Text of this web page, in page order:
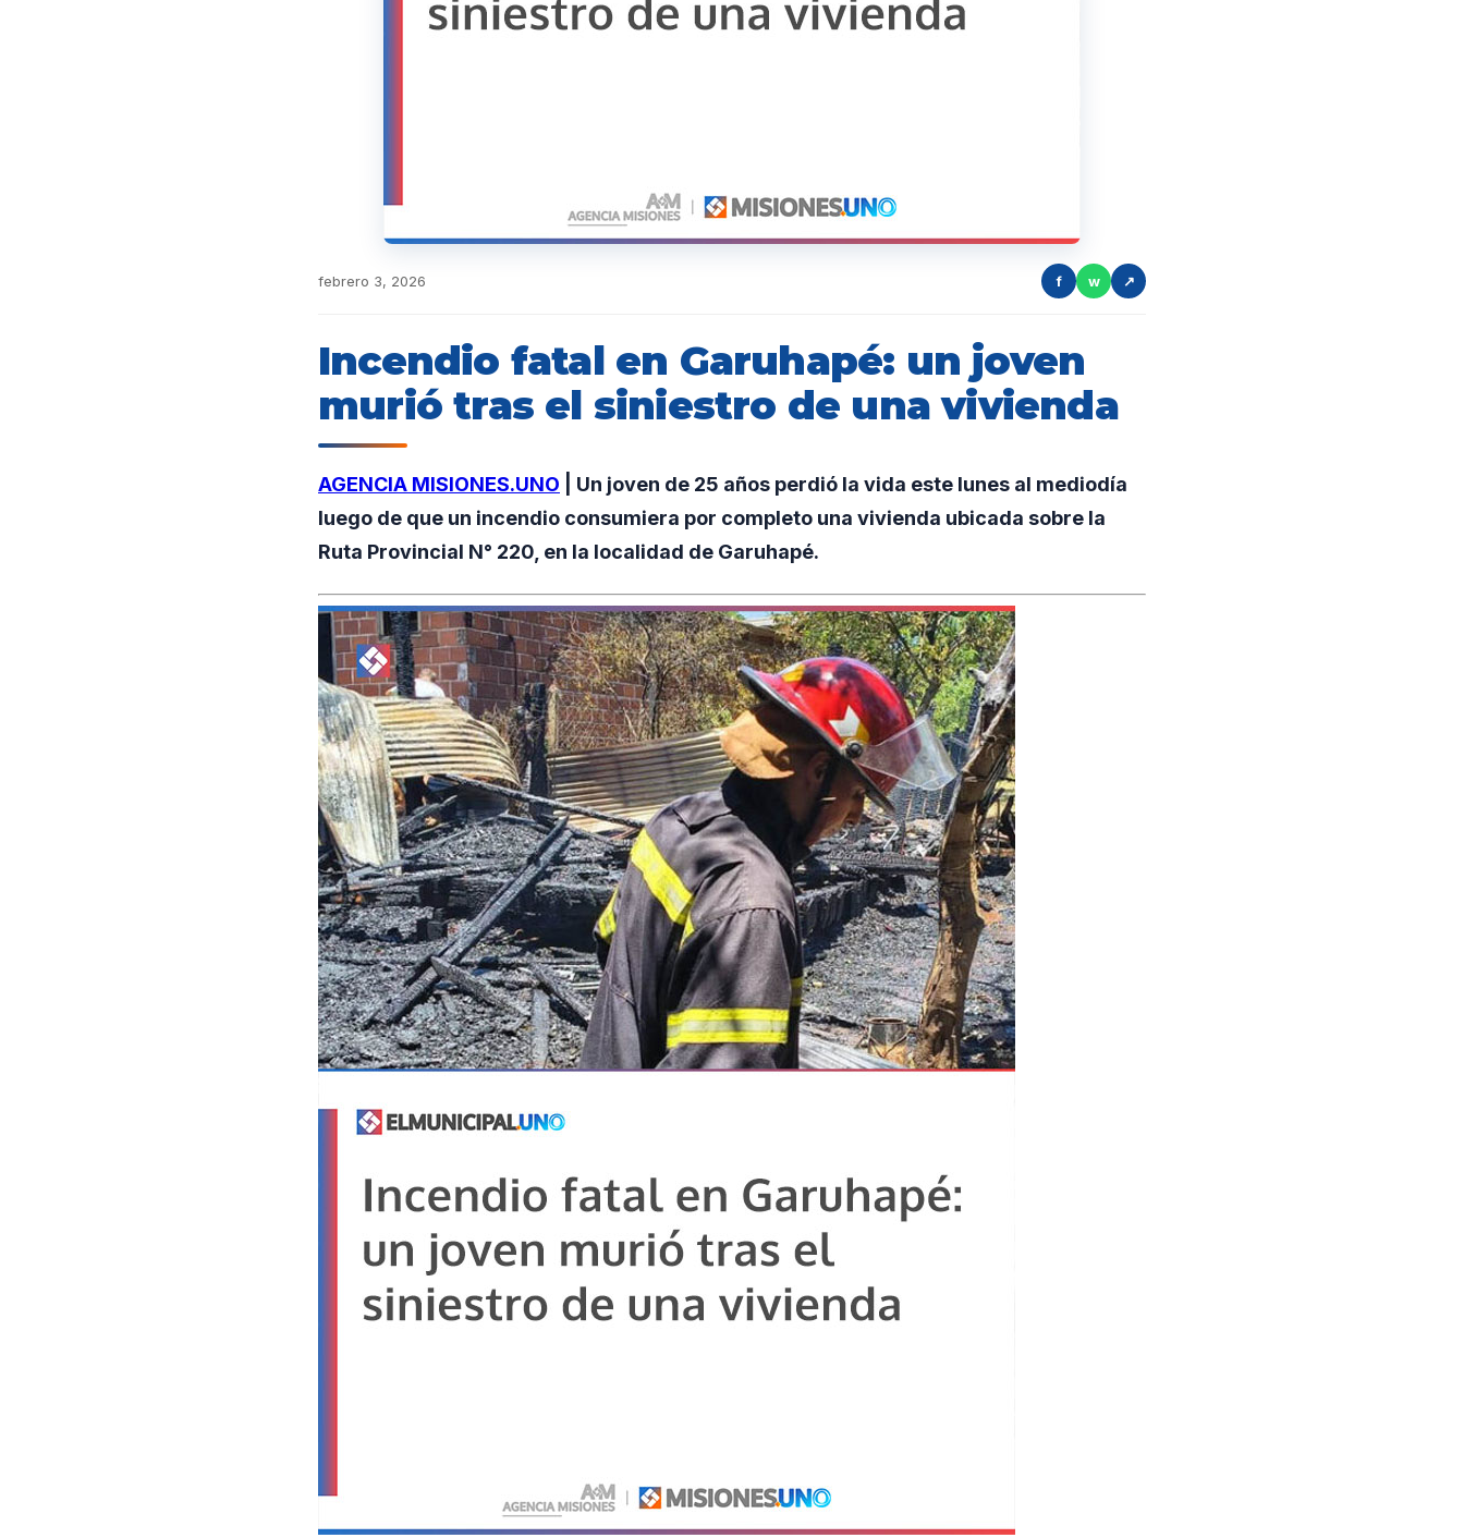
febrero 3, 2026 f w ↗
Incendio fatal en Garuhapé: un joven
murió tras el siniestro de una vivienda
AGENCIA MISIONES.UNO | Un joven de 25 años perdió la vida este lunes al mediodía
luego de que un incendio consumiera por completo una vivienda ubicada sobre la
Ruta Provincial N° 220, en la localidad de Garuhapé.